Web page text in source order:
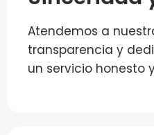
Atendemos a
transparencia y
un servicio honesto